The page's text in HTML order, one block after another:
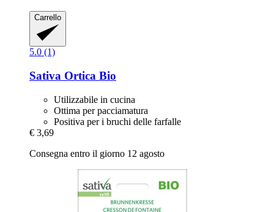
Carrello
5.0 (1)
Sativa Ortica Bio
Utilizzabile in cucina
Ottima per pacciamatura
Positiva per i bruchi delle farfalle
€ 3,69
Consegna entro il giorno 12 agosto